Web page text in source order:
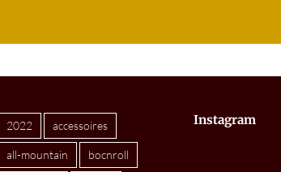
2022 accessoires
all-mountain bocnroll
Instagram